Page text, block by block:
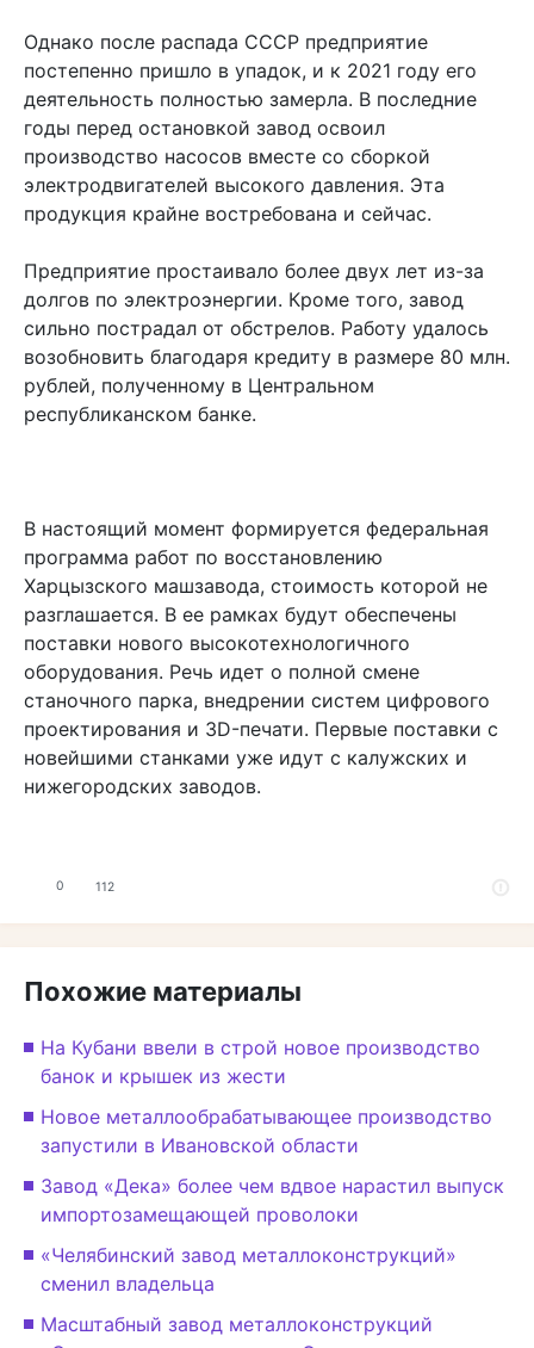
Однако после распада СССР предприятие
постепенно пришло в упадок, и к 2021 году его
деятельность полностью замерла. В последние
годы перед остановкой завод освоил
производство насосов вместе со сборкой
электродвигателей высокого давления. Эта
продукция крайне востребована и сейчас.
Предприятие простаивало более двух лет из-за
долгов по электроэнергии. Кроме того, завод
сильно пострадал от обстрелов. Работу удалось
возобновить благодаря кредиту в размере 80 млн.
рублей, полученному в Центральном
республиканском банке.
В настоящий момент формируется федеральная
программа работ по восстановлению
Харцызского машзавода, стоимость которой не
разглашается. В ее рамках будут обеспечены
поставки нового высокотехнологичного
оборудования. Речь идет о полной смене
станочного парка, внедрении систем цифрового
проектирования и 3D-печати. Первые поставки с
новейшими станками уже идут с калужских и
нижегородских заводов.
0 112
Похожие материалы
На Кубани ввели в строй новое производство
банок и крышек из жести
Новое металлообрабатывающее производство
запустили в Ивановской области
Завод «Дека» более чем вдвое нарастил выпуск
импортозамещающей проволоки
«Челябинский завод металлоконструкций»
сменил владельца
Масштабный завод металлоконструкций